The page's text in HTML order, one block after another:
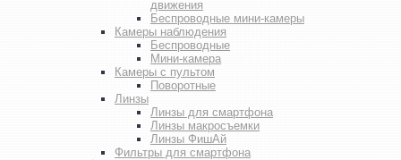
движения
Беспроводные мини-камеры
Камеры наблюдения
Беспроводные
Мини-камера
Камеры с пультом
Поворотные
Линзы
Линзы для смартфона
Линзы макросъемки
Линзы ФишАй
Фильтры для смартфона